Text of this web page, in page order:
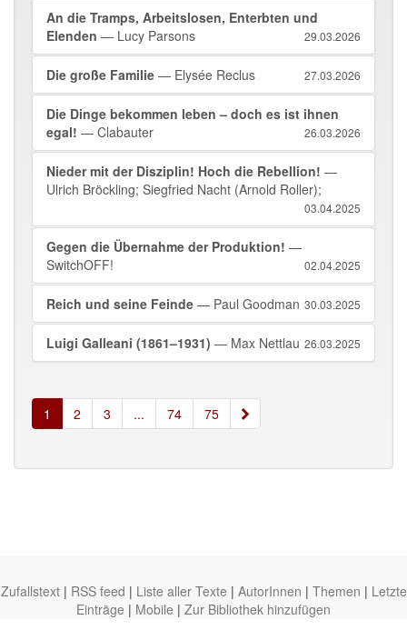
An die Tramps, Arbeitslosen, Enterbten und
Elenden — Lucy Parsons 29.03.2026
Die große Familie — Elysée Reclus 27.03.2026
Die Dinge bekommen leben – doch es ist ihnen
egal! — Clabauter 26.03.2026
Nieder mit der Disziplin! Hoch die Rebellion! —
Ulrich Bröckling; Siegfried Nacht (Arnold Roller);
03.04.2025
Gegen die Übernahme der Produktion! —
SwitchOFF!
02.04.2025
Reich und seine Feinde — Paul Goodman 30.03.2025
Luigi Galleani (1861–1931) — Max Nettlau 26.03.2025
1 2 3 ... 74 75 »
Zufallstext | RSS feed | Liste aller Texte | AutorInnen | Themen | Letzte
Einträge | Mobile | Zur Bibliothek hinzufügen